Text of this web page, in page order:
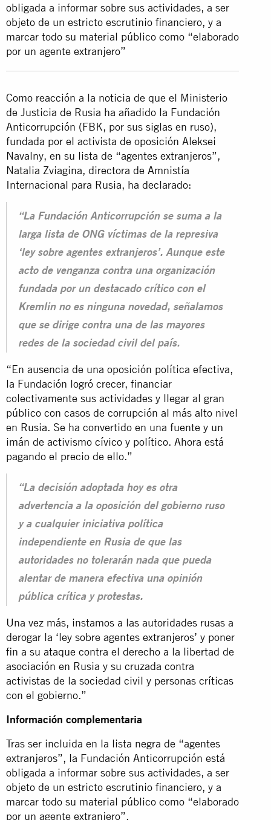
obligada a informar sobre sus actividades, a ser
objeto de un estricto escrutinio financiero, y a
marcar todo su material público como “elaborado
por un agente extranjero”
Como reacción a la noticia de que el Ministerio
de Justicia de Rusia ha añadido la Fundación
Anticorrupción (FBK, por sus siglas en ruso),
fundada por el activista de oposición Aleksei
Navalny, en su lista de “agentes extranjeros”,
Natalia Zviagina, directora de Amnistía
Internacional para Rusia, ha declarado:
“La Fundación Anticorrupción se suma a la
larga lista de ONG víctimas de la represiva
‘ley sobre agentes extranjeros’. Aunque este
acto de venganza contra una organización
fundada por un destacado crítico con el
Kremlin no es ninguna novedad, señalamos
que se dirige contra una de las mayores
redes de la sociedad civil del país.
“En ausencia de una oposición política efectiva,
la Fundación logró crecer, financiar
colectivamente sus actividades y llegar al gran
público con casos de corrupción al más alto nivel
en Rusia. Se ha convertido en una fuente y un
imán de activismo cívico y político. Ahora está
pagando el precio de ello.”
“La decisión adoptada hoy es otra
advertencia a la oposición del gobierno ruso
y a cualquier iniciativa política
independiente en Rusia de que las
autoridades no tolerarán nada que pueda
alentar de manera efectiva una opinión
pública crítica y protestas.
Una vez más, instamos a las autoridades rusas a
derogar la ‘ley sobre agentes extranjeros’ y poner
fin a su ataque contra el derecho a la libertad de
asociación en Rusia y su cruzada contra
activistas de la sociedad civil y personas críticas
con el gobierno.”
Información complementaria
Tras ser incluida en la lista negra de “agentes
extranjeros”, la Fundación Anticorrupción está
obligada a informar sobre sus actividades, a ser
objeto de un estricto escrutinio financiero, y a
marcar todo su material público como “elaborado
por un agente extranjero”.